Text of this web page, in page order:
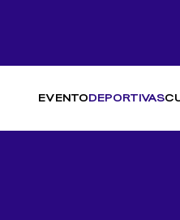
EVENTODEPORTIVAS